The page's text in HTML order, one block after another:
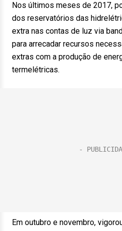
Nos últimos meses de 2017,
dos reservatórios das
extra nas contas de luz via
para arrecadar recursos
extras com a produção de
termelétricas.
Em outubro e novembro,